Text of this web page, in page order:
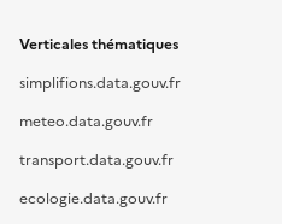
Verticales thématiques
simplifions.data.gouv.fr
meteo.data.gouv.fr
transport.data.gouv.fr
ecologie.data.gouv.fr